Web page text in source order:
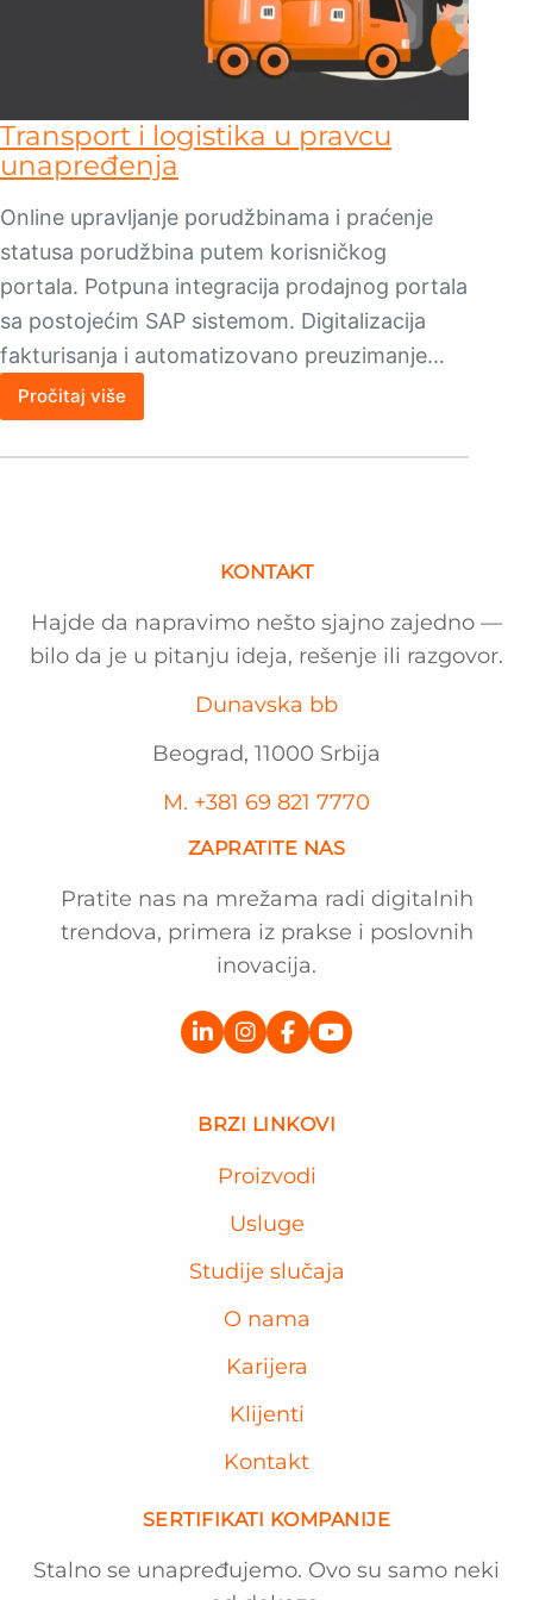
Transport i logistika u pravcu
unapređenja
Online upravljanje porudžbinama i praćenje
statusa porudžbina putem korisničkog
portala. Potpuna integracija prodajnog portala
sa postojećim SAP sistemom. Digitalizacija
fakturisanja i automatizovano preuzimanje…
Pročitaj više
Transport
logistika
KONTAKT
Hajde da napravimo nešto sjajno zajedno —
bilo da je u pitanju ideja, rešenje ili razgovor.
Dunavska bb
Beograd, 11000 Srbija
M. +381 69 821 7770
ZAPRATITE NAS
Pratite nas na mrežama radi digitalnih
trendova, primera iz prakse i poslovnih
inovacija.
BRZI LINKOVI
Proizvodi
Usluge
Studije slučaja
O nama
Karijera
Klijenti
Kontakt
SERTIFIKATI KOMPANIJE
Stalno se unapređujemo. Ovo su samo neki